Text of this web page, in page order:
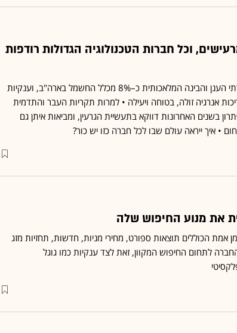
וכל חברות הטכנולוגיה הגדולות רודפות
עד שנת 2030 ישאבו חוות שרתי הענן והבינה המלאכותית כ–8% מכלל החשמל בארה"ב, וענקיות
אנרגיה זולה, בטוחה ויעילה • למרות תקריות העבר והתדמית
בשנים האחרונות דווקא בתעשיית הגרעין, ומביאות איתן גם
• איך ייראה עולם שבו לכל חברה כזו יש כור?
אמת הכוללים תוצאות ספורט, מחירי מניות, חדשות, תחזיות מזג
לתחום החיפוש המקוון, זאת לצד ענקיות כמו גוגל